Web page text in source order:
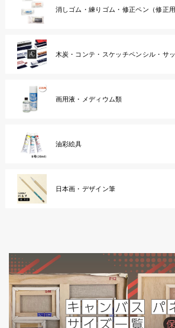
消しゴム・練りゴム・修正ペン（修正用
木炭・コンテ・スケッチペンシル・サ
画用液・メディウム類
油彩絵具
日本画・デザイン筆